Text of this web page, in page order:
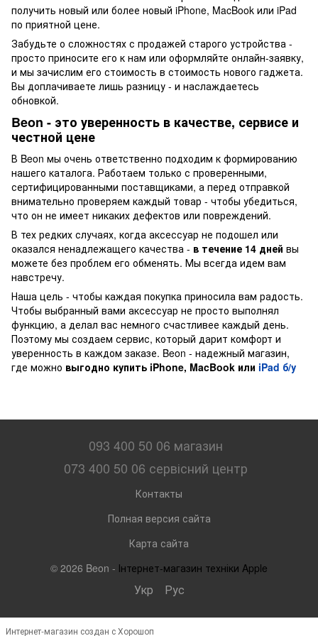
получить новый или более новый iPhone, MacBook или iPad
по приятной цене.
Забудьте о сложностях с продажей старого устройства -
просто приносите его к нам или оформляйте онлайн-заявку,
и мы зачислим его стоимость в стоимость нового гаджета.
Вы доплачиваете лишь разницу - и наслаждаетесь
обновкой.
Beon - это уверенность в качестве, сервисе и
честной цене
В Beon мы очень ответственно подходим к формированию
нашего каталога. Работаем только с проверенными,
сертифицированными поставщиками, а перед отправкой
внимательно проверяем каждый товар - чтобы убедиться,
что он не имеет никаких дефектов или повреждений.
В тех редких случаях, когда аксессуар не подошел или
оказался ненадлежащего качества - в течение 14 дней вы
можете без проблем его обменять. Мы всегда идем вам
навстречу.
Наша цель - чтобы каждая покупка приносила вам радость.
Чтобы выбранный вами аксессуар не просто выполнял
функцию, а делал вас немного счастливее каждый день.
Поэтому мы создаем сервис, который дарит комфорт и
уверенность в каждом заказе. Beon - надежный магазин,
где можно выгодно купить iPhone, MacBook или iPad б/у
093 400 50 06 магазин
073 400 50 06 сервісний центр
Контакты
Полная версия сайта
Карта сайта
© 2026 Beon - Інтернет-магазин техніки Apple
Укр Рус
Интернет-магазин создан с Хорошоп